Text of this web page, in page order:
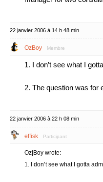
22 janvier 2006 à 14 h 48 min
OzBoy Membre
1. I don’t see what I
2. The question was for
22 janvier 2006 à 22 h 08 min
effisk Participant
Oz|Boy wrote:
1. I don’t see what I gotta